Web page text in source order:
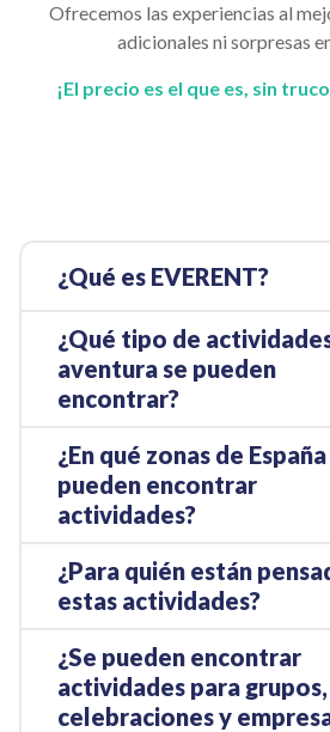
Ofrecemos las experiencias al
adicionales ni sorpresas
¡El precio es el que es, sin
¿Qué es EVERENT?
¿Qué tipo de
aventura se pueden
encontrar?
¿En qué zonas de
pueden encontrar
actividades?
¿Para quién están
estas actividades?
¿Se pueden encontrar
actividades para grupos,
celebraciones y